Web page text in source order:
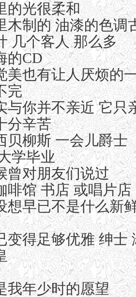
的光很柔和
木制的 油漆的色调
几个客人 那么多
的CD
美也有让人厌烦的
完
与你并不亲近 它只
分辛苦
贝柳斯 一会儿爵士
学毕业
曾对朋友们说过
啡馆 书店 或唱片店
想早已不是什么新
变得足够优雅 绅士
我年少时的愿望